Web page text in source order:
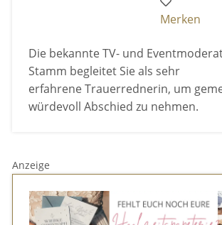
Merken
Die bekannte TV- und
Stamm begleitet Sie als sehr
erfahrene Trauerrednerin, um
würdevoll Abschied zu nehmen.
Anzeige